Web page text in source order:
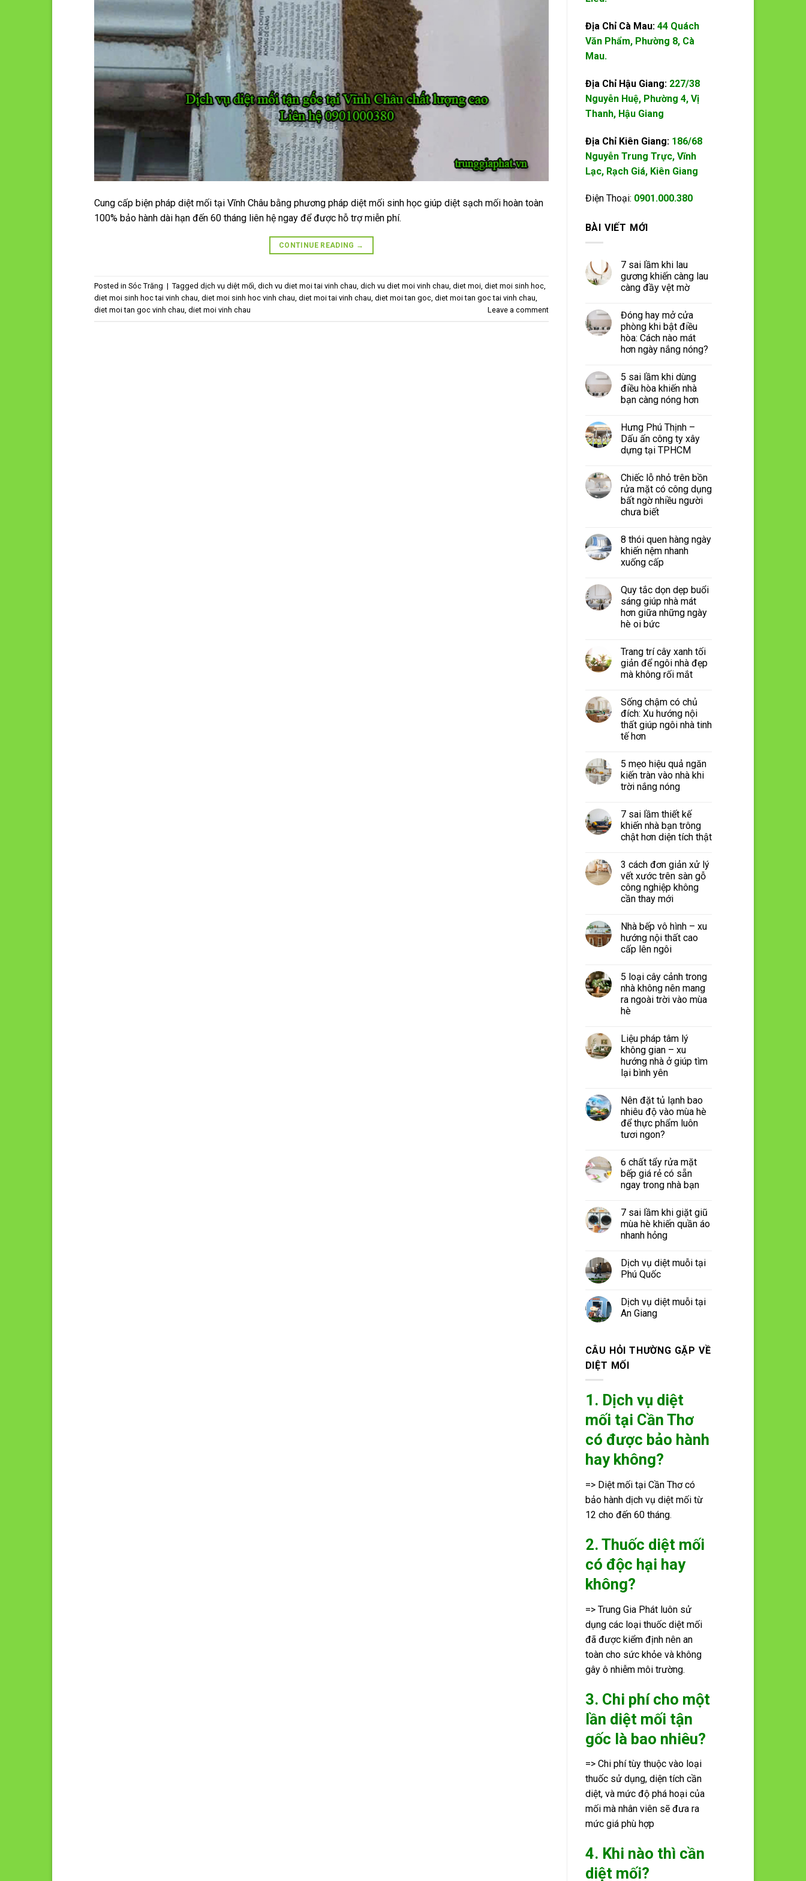
Cung cấp biện pháp diệt mối tại Vĩnh Châu bằng phương pháp diệt mối sinh học giúp diệt sạch mối hoàn toàn
100% bảo hành dài hạn đến 60 tháng liên hệ ngay để được hỗ trợ miễn phí.
CONTINUE READING →
Posted in Sóc Trăng | Tagged dịch vụ diệt mối, dich vu diet moi tai vinh chau, dich vu diet moi vinh chau, diet moi, diet moi sinh hoc,
diet moi sinh hoc tai vinh chau, diet moi sinh hoc vinh chau, diet moi tai vinh chau, diet moi tan goc, diet moi tan goc tai vinh chau,
diet moi tan goc vinh chau, diet moi vinh chau Leave a comment
Địa Chỉ Cà Mau: 44 Quách
Văn Phẩm, Phường 8, Cà
Mau.
Địa Chỉ Hậu Giang: 227/38
Nguyễn Huệ, Phường 4, Vị
Thanh, Hậu Giang
Địa Chỉ Kiên Giang: 186/68
Nguyễn Trung Trực, Vĩnh
Lạc, Rạch Giá, Kiên Giang
Điện Thoại: 0901.000.380
BÀI VIẾT MỚI
7 sai lầm khi lau
gương khiến càng lau
càng đầy vệt mờ
Đóng hay mở cửa
phòng khi bật điều
hòa: Cách nào mát
hơn ngày nắng nóng?
5 sai lầm khi dùng
điều hòa khiến nhà
bạn càng nóng hơn
Hưng Phú Thịnh –
Dấu ấn công ty xây
dựng tại TPHCM
Chiếc lỗ nhỏ trên bồn
rửa mặt có công dụng
bất ngờ nhiều người
chưa biết
8 thói quen hàng ngày
khiến nệm nhanh
xuống cấp
Quy tắc dọn dẹp buổi
sáng giúp nhà mát
hơn giữa những ngày
hè oi bức
Trang trí cây xanh tối
giản để ngôi nhà đẹp
mà không rối mắt
Sống chậm có chủ
đích: Xu hướng nội
thất giúp ngôi nhà tinh
tế hơn
5 mẹo hiệu quả ngăn
kiến tràn vào nhà khi
trời nắng nóng
7 sai lầm thiết kế
khiến nhà bạn trông
chật hơn diện tích thật
3 cách đơn giản xử lý
vết xước trên sàn gỗ
công nghiệp không
cần thay mới
Nhà bếp vô hình – xu
hướng nội thất cao
cấp lên ngôi
5 loại cây cảnh trong
nhà không nên mang
ra ngoài trời vào mùa
hè
Liệu pháp tâm lý
không gian – xu
hướng nhà ở giúp tìm
lại bình yên
Nên đặt tủ lạnh bao
nhiêu độ vào mùa hè
để thực phẩm luôn
tươi ngon?
6 chất tẩy rửa mặt
bếp giá rẻ có sẵn
ngay trong nhà bạn
7 sai lầm khi giặt giũ
mùa hè khiến quần áo
nhanh hỏng
Dịch vụ diệt muỗi tại
Phú Quốc
Dịch vụ diệt muỗi tại
An Giang
CÂU HỎI THƯỜNG GẶP VỀ
DIỆT MỐI
1. Dịch vụ diệt
mối tại Cần Thơ
có được bảo hành
hay không?
=> Diệt mối tại Cần Thơ có
bảo hành dịch vụ diệt mối từ
12 cho đến 60 tháng.
2. Thuốc diệt mối
có độc hại hay
không?
=> Trung Gia Phát luôn sử
dụng các loại thuốc diệt mối
đã được kiểm định nên an
toàn cho sức khỏe và không
gây ô nhiễm môi trường.
3. Chi phí cho một
lần diệt mối tận
gốc là bao nhiêu?
=> Chi phí tùy thuộc vào loại
thuốc sử dụng, diện tích cần
diệt, và mức độ phá hoại của
mối mà nhân viên sẽ đưa ra
mức giá phù hợp
4. Khi nào thì cần
diệt mối?